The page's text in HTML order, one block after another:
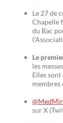
Le 27 de
Chapelle
du Bac
Le
les
Elles
membres
sur X